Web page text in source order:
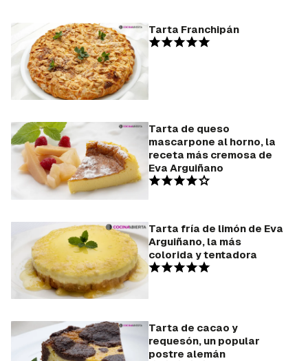
Tarta Franchipán
Tarta de queso
mascarpone al horno, la
receta más cremosa de
Eva Arguiñano
Tarta fría de limón de Eva
Arguiñano, la más
colorida y tentadora
Tarta de cacao y
requesón, un popular
postre alemán